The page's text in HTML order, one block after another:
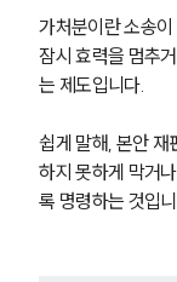
가처분이란 소송
잠시 효력을 멈추
는 제도입니다.
쉽게 말해, 본안 재
하지 못하게 막거
록 명령하는 것입